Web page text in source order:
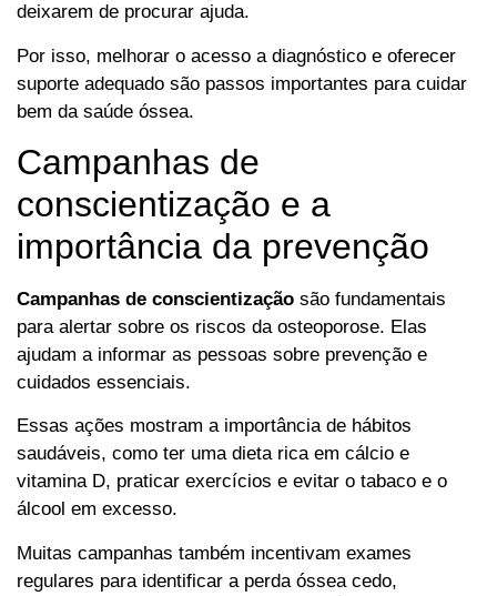
deixarem de procurar ajuda.
Por isso, melhorar o acesso a diagnóstico e oferecer
suporte adequado são passos importantes para cuidar
bem da saúde óssea.
Campanhas de
conscientização e a
importância da prevenção
Campanhas de conscientização são fundamentais
para alertar sobre os riscos da osteoporose. Elas
ajudam a informar as pessoas sobre prevenção e
cuidados essenciais.
Essas ações mostram a importância de hábitos
saudáveis, como ter uma dieta rica em cálcio e
vitamina D, praticar exercícios e evitar o tabaco e o
álcool em excesso.
Muitas campanhas também incentivam exames
regulares para identificar a perda óssea cedo,